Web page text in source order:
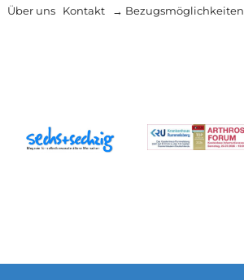
Über uns Kontakt → Bezugsmöglichkeiten